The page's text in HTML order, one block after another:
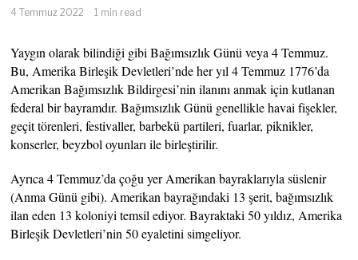
4 Temmuz 2022 1 min read
Yaygın olarak bilindiği gibi Bağımsızlık Günü veya 4 Temmuz.
Bu, Amerika Birleşik Devletleri’nde her yıl 4 Temmuz 1776’da
Amerikan Bağımsızlık Bildirgesi’nin ilanını anmak için kutlanan
federal bir bayramdır. Bağımsızlık Günü genellikle havai fişekler,
geçit törenleri, festivaller, barbekü partileri, fuarlar, piknikler,
konserler, beyzbol oyunları ile birleştirilir.
Ayrıca 4 Temmuz’da çoğu yer Amerikan bayraklarıyla süslenir
(Anma Günü gibi). Amerikan bayrağındaki 13 şerit, bağımsızlık
ilan eden 13 koloniyi temsil ediyor. Bayraktaki 50 yıldız, Amerika
Birleşik Devletleri’nin 50 eyaletini simgeliyor.